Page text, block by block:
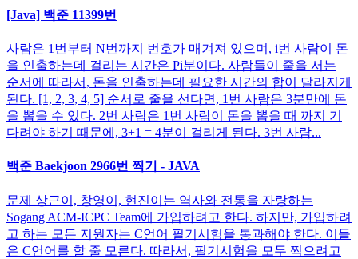
[Java] 백준 11399번
사람은 1번부터 N번까지 번호가 매겨져 있으며, i번 사람이 돈
을 인출하는데 걸리는 시간은 Pi분이다. 사람들이 줄을 서는
순서에 따라서, 돈을 인출하는데 필요한 시간의 합이 달라지게
된다. [1, 2, 3, 4, 5] 순서로 줄을 선다면, 1번 사람은 3분만에 돈
을 뽑을 수 있다. 2번 사람은 1번 사람이 돈을 뽑을 때 까지 기
다려야 하기 때문에, 3+1 = 4분이 걸리게 된다. 3번 사람...
백준 Baekjoon 2966번 찍기 - JAVA
문제 상근이, 창영이, 현진이는 역사와 전통을 자랑하는
Sogang ACM-ICPC Team에 가입하려고 한다. 하지만, 가입하려
고 하는 모든 지원자는 C언어 필기시험을 통과해야 한다. 이들
은 C언어를 할 줄 모른다. 따라서, 필기시험을 모두 찍으려고